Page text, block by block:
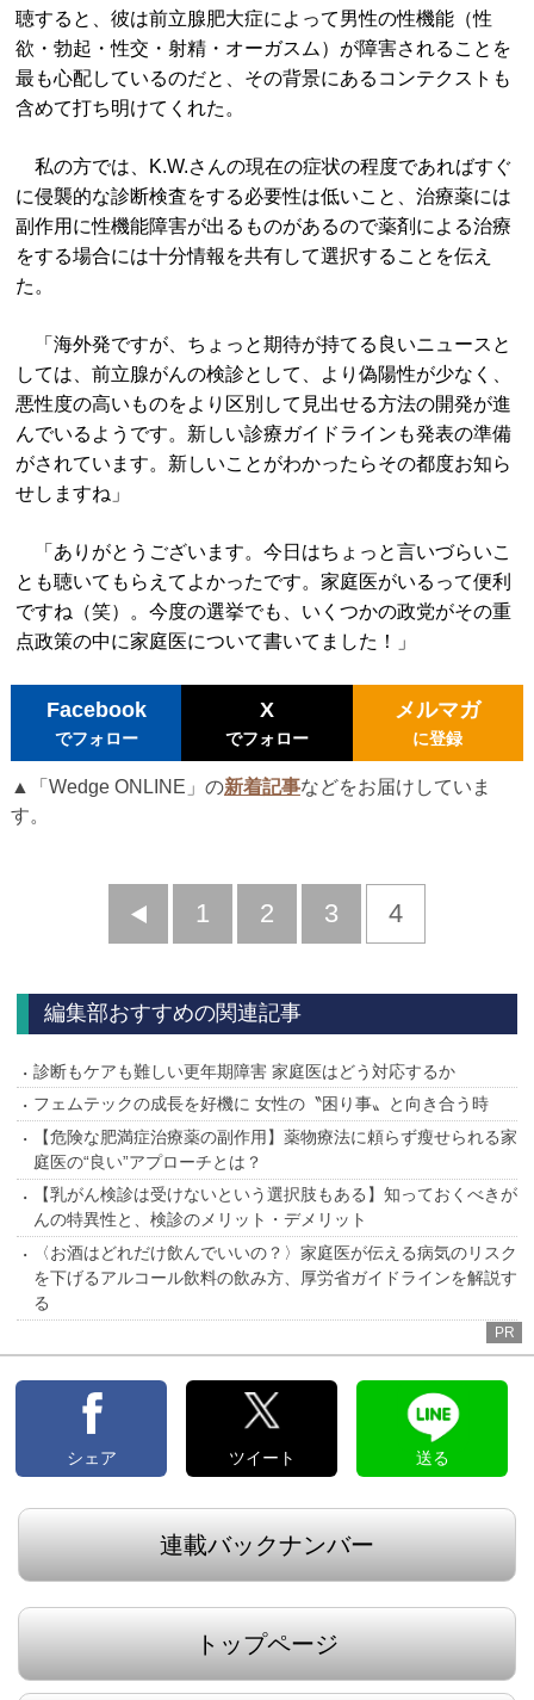
聴すると、彼は前立腺肥大症によって男性の性機能（性
欲・勃起・性交・射精・オーガスム）が障害されることを
最も心配しているのだと、その背景にあるコンテクストも
含めて打ち明けてくれた。
私の方では、K.W.さんの現在の症状の程度であればすぐ
に侵襲的な診断検査をする必要性は低いこと、治療薬には
副作用に性機能障害が出るものがあるので薬剤による治療
をする場合には十分情報を共有して選択することを伝え
た。
「海外発ですが、ちょっと期待が持てる良いニュースと
しては、前立腺がんの検診として、より偽陽性が少なく、
悪性度の高いものをより区別して見出せる方法の開発が進
んでいるようです。新しい診療ガイドラインも発表の準備
がされています。新しいことがわかったらその都度お知ら
せしますね」
「ありがとうございます。今日はちょっと言いづらいこ
とも聴いてもらえてよかったです。家庭医がいるって便利
ですね（笑）。今度の選挙でも、いくつかの政党がその重
点政策の中に家庭医について書いてました！」
Facebook
でフォロー
X
でフォロー
メルマガ
に登録
▲「Wedge ONLINE」の新着記事などをお届けしていま
す。
前
1 2 3 4
編集部おすすめの関連記事
診断もケアも難しい更年期障害 家庭医はどう対応するか
フェムテックの成長を好機に 女性の〝困り事〟と向き合う時
【危険な肥満症治療薬の副作用】薬物療法に頼らず瘦せられる家
庭医の“良い”アプローチとは？
【乳がん検診は受けないという選択肢もある】知っておくべきが
んの特異性と、検診のメリット・デメリット
〈お酒はどれだけ飲んでいいの？〉家庭医が伝える病気のリスク
を下げるアルコール飲料の飲み方、厚労省ガイドラインを解説す
る
PR
シェア ツイート 送る
連載バックナンバー
トップページ